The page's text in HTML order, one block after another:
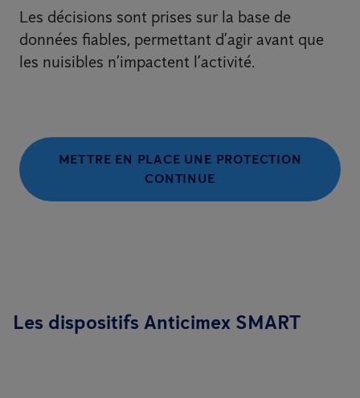
Les décisions sont prises sur la base de
données fiables, permettant d’agir avant que
les nuisibles n’impactent l’activité.
METTRE EN PLACE UNE PROTECTION
CONTINUE
Les dispositifs Anticimex SMART